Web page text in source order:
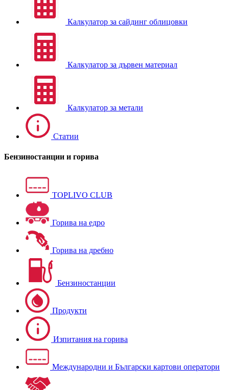
Калкулатор за сайдинг облицовки
Калкулатор за дървен материал
Калкулатор за метали
Статии
Бензиностанции и горива
TOPLIVO CLUB
Горива на едро
Горива на дребно
Бензиностанции
Продукти
Изпитания на горива
Международни и Български картови оператори